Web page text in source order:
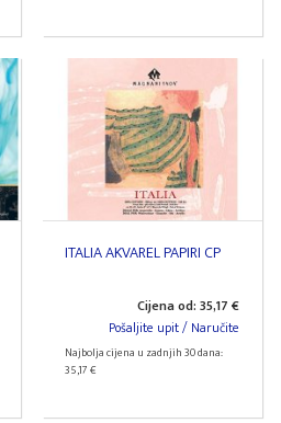
ITALIA AKVAREL PAPIRI CP
Cijena od: 35,17 €
Pošaljite upit / Naručite
Najbolja cijena u zadnjih 30 dana:
35,17 €